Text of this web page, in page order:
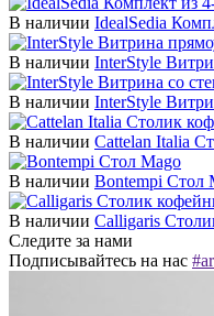
В наличии IdealSedia
В наличии InterStyle
В наличии InterStyle
В наличии Cattelan Italia
В наличии Bontempi Стол
В наличии Calligaris
Следите за нами
Подписывайтесь на нас